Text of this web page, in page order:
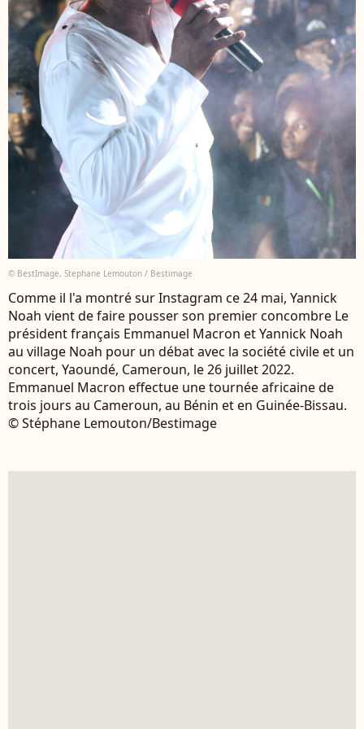
© BestImage, Stephane Lemouton / Bestimage
Comme il l'a montré sur Instagram ce 24 mai, Yannick
Noah vient de faire pousser son premier concombre Le
président français Emmanuel Macron et Yannick Noah
au village Noah pour un débat avec la société civile et un
concert, Yaoundé, Cameroun, le 26 juillet 2022.
Emmanuel Macron effectue une tournée africaine de
trois jours au Cameroun, au Bénin et en Guinée-Bissau.
© Stéphane Lemouton/Bestimage